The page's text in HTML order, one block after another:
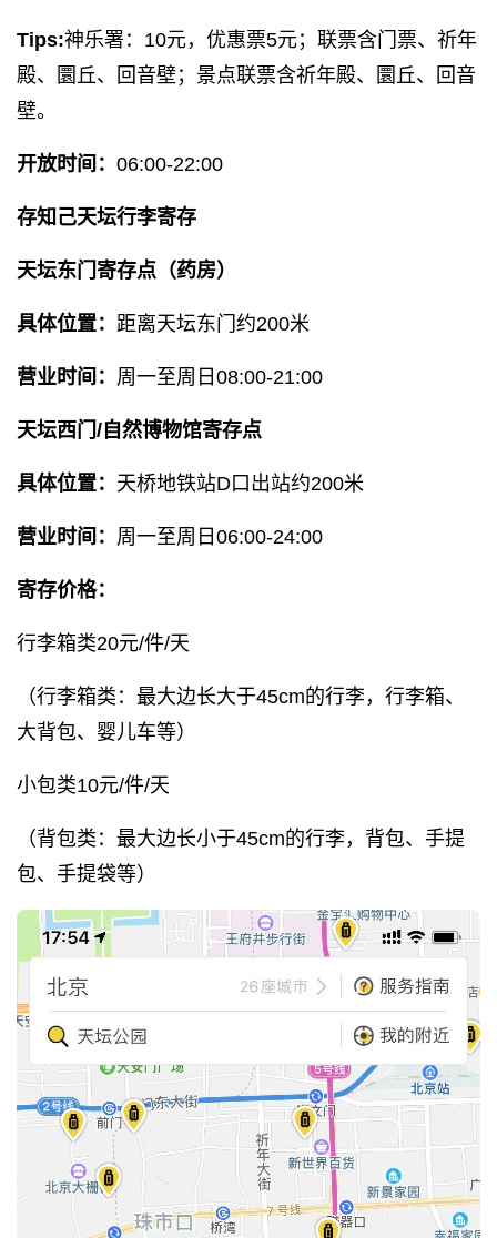
Tips:神乐署：10元，优惠票5元；联票含门票、祈年
殿、圜丘、回音壁；景点联票含祈年殿、圜丘、回音
壁。
开放时间： 06:00-22:00
存知己天坛行李寄存
天坛东门寄存点（药房）
具体位置： 距离天坛东门约200米
营业时间： 周一至周日08:00-21:00
天坛西门/自然博物馆寄存点
具体位置： 天桥地铁站D口出站约200米
营业时间： 周一至周日06:00-24:00
寄存价格：
行李箱类20元/件/天
（行李箱类：最大边长大于45cm的行李，行李箱、
大背包、婴儿车等）
小包类10元/件/天
（背包类：最大边长小于45cm的行李，背包、手提
包、手提袋等）